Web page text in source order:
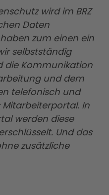
wird im BRZ
Daten
zum einen ein
selbstständig
die Kommunikation
und dem
telefonisch und
In
werden diese
Und das
zusätzliche